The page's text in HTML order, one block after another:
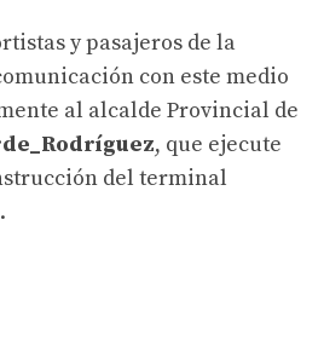
y pasajeros de la
con este medio
al alcalde Provincial de
, que ejecute
del terminal